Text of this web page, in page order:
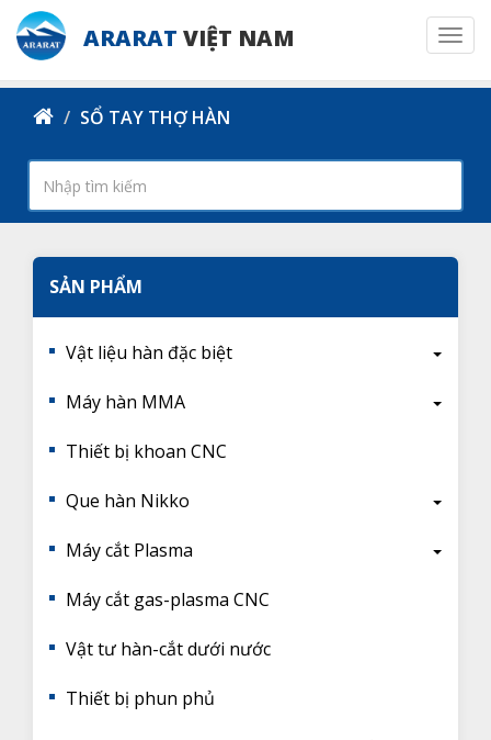
ARARAT VIỆT NAM
SỔ TAY THỢ HÀN
SẢN PHẨM
Vật liệu hàn đặc biệt
Máy hàn MMA
Thiết bị khoan CNC
Que hàn Nikko
Máy cắt Plasma
Máy cắt gas-plasma CNC
Vật tư hàn-cắt dưới nước
Thiết bị phun phủ